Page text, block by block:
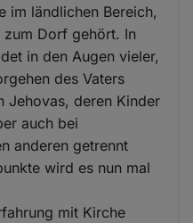
im ländlichen Bereich,
Dorf gehört. In
in den Augen vieler,
des Vaters
Jehovas, deren Kinder
auch bei
anderen getrennt
wird es nun mal
mit Kirche